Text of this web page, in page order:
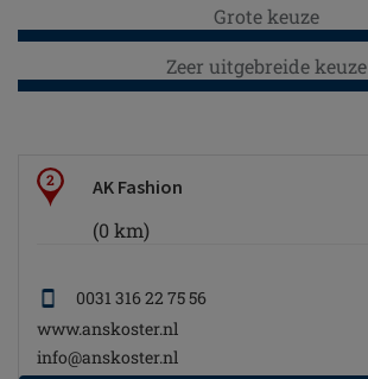
Grote keuze
Zeer uitgebreide keuze
2 AK Fashion
(0 km)
0031 316 22 75 56
www.anskoster.nl
info@anskoster.nl